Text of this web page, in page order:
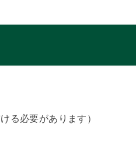
る必要があります）